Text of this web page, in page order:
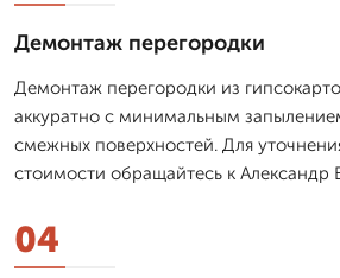
Демонтаж перегородки
Демонтаж перегородки из
аккуратно с минимальным
смежных поверхностей. Для
стоимости обращайтесь к Александр
04